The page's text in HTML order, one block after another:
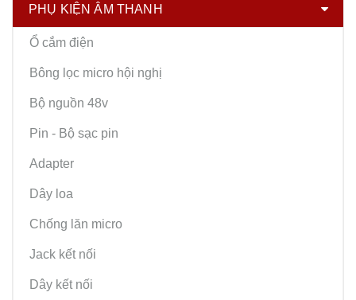
PHỤ KIỆN ÂM THANH
Ổ cắm điện
Bông lọc micro hội nghị
Bộ nguồn 48v
Pin - Bộ sạc pin
Adapter
Dây loa
Chống lăn micro
Jack kết nối
Dây kết nối